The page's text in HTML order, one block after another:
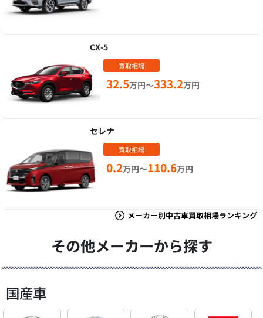
CX-5
買取相場
32.5万円～333.2万円
セレナ
買取相場
0.2万円～110.6万円
メーカー別中古車買取相場ランキング
その他メーカーから探す
国産車